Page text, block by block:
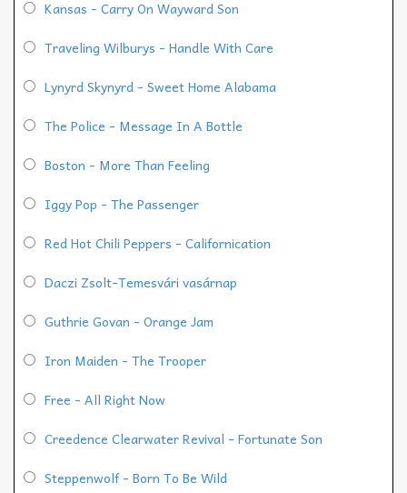
Kansas - Carry On Wayward Son
Traveling Wilburys - Handle With Care
Lynyrd Skynyrd - Sweet Home Alabama
The Police - Message In A Bottle
Boston - More Than Feeling
Iggy Pop - The Passenger
Red Hot Chili Peppers - Californication
Daczi Zsolt-Temesvári vasárnap
Guthrie Govan - Orange Jam
Iron Maiden - The Trooper
Free - All Right Now
Creedence Clearwater Revival - Fortunate Son
Steppenwolf - Born To Be Wild